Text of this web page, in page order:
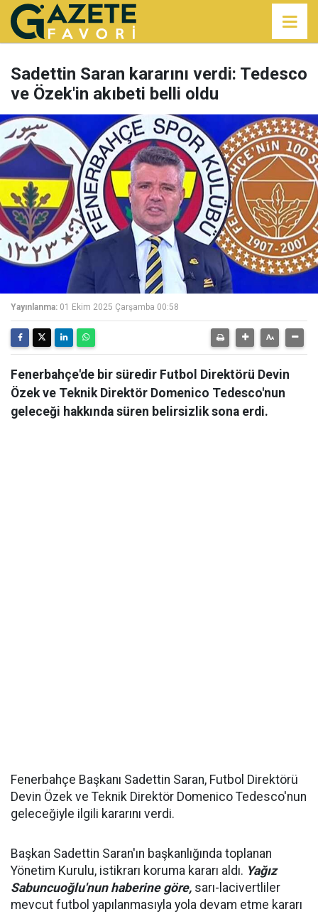
Sadettin Saran kararını verdi: Tedesco
ve Özek'in akıbeti belli oldu
Yayınlanma: 01 Ekim 2025 Çarşamba 00:58
Fenerbahçe'de bir süredir Futbol Direktörü Devin
Özek ve Teknik Direktör Domenico Tedesco'nun
geleceği hakkında süren belirsizlik sona erdi.
Fenerbahçe Başkanı Sadettin Saran, Futbol Direktörü
Devin Özek ve Teknik Direktör Domenico Tedesco'nun
geleceğiyle ilgili kararını verdi.
Başkan Sadettin Saran'ın başkanlığında toplanan
Yönetim Kurulu, istikrarı koruma kararı aldı. Yağız
Sabuncuoğlu'nun haberine göre, sarı-lacivertliler
mevcut futbol yapılanmasıyla yola devam etme kararı